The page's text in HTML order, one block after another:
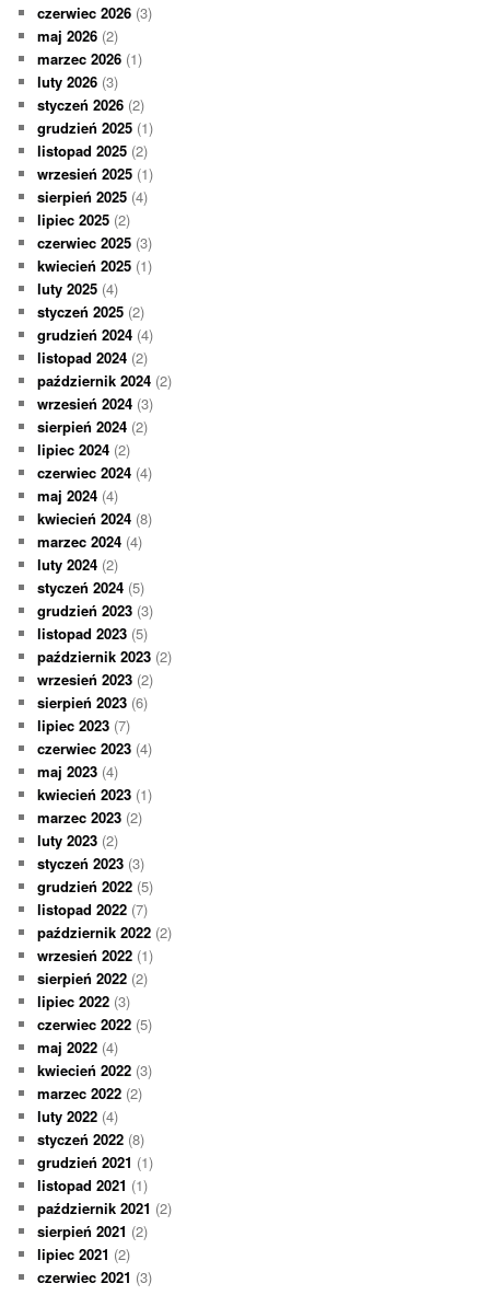
czerwiec 2026 (3)
maj 2026 (2)
marzec 2026 (1)
luty 2026 (3)
styczeń 2026 (2)
grudzień 2025 (1)
listopad 2025 (2)
wrzesień 2025 (1)
sierpień 2025 (4)
lipiec 2025 (2)
czerwiec 2025 (3)
kwiecień 2025 (1)
luty 2025 (4)
styczeń 2025 (2)
grudzień 2024 (4)
listopad 2024 (2)
październik 2024 (2)
wrzesień 2024 (3)
sierpień 2024 (2)
lipiec 2024 (2)
czerwiec 2024 (4)
maj 2024 (4)
kwiecień 2024 (8)
marzec 2024 (4)
luty 2024 (2)
styczeń 2024 (5)
grudzień 2023 (3)
listopad 2023 (5)
październik 2023 (2)
wrzesień 2023 (2)
sierpień 2023 (6)
lipiec 2023 (7)
czerwiec 2023 (4)
maj 2023 (4)
kwiecień 2023 (1)
marzec 2023 (2)
luty 2023 (2)
styczeń 2023 (3)
grudzień 2022 (5)
listopad 2022 (7)
październik 2022 (2)
wrzesień 2022 (1)
sierpień 2022 (2)
lipiec 2022 (3)
czerwiec 2022 (5)
maj 2022 (4)
kwiecień 2022 (3)
marzec 2022 (2)
luty 2022 (4)
styczeń 2022 (8)
grudzień 2021 (1)
listopad 2021 (1)
październik 2021 (2)
sierpień 2021 (2)
lipiec 2021 (2)
czerwiec 2021 (3)